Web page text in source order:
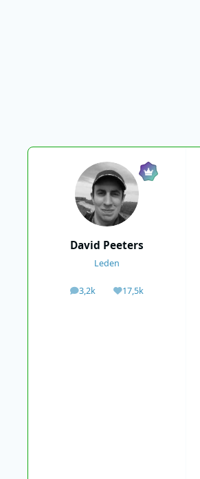
David Peeters
Leden
3,2k
berichten17,5k
Waardering